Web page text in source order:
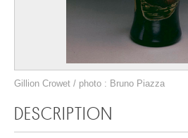
Gillion Crowet / photo : Bruno Piazza
DESCRIPTION